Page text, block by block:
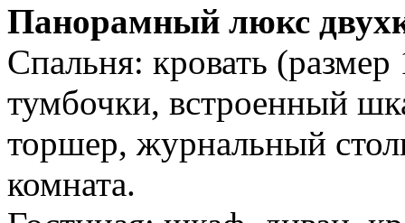
Панорамный люкс
Спальня: кровать
тумбочки, встроенный
торшер, журнальный
комната.